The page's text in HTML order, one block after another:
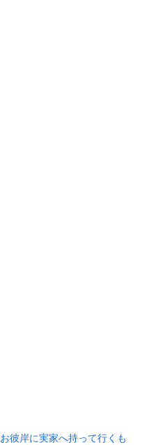
お彼岸に実家へ持って行くも